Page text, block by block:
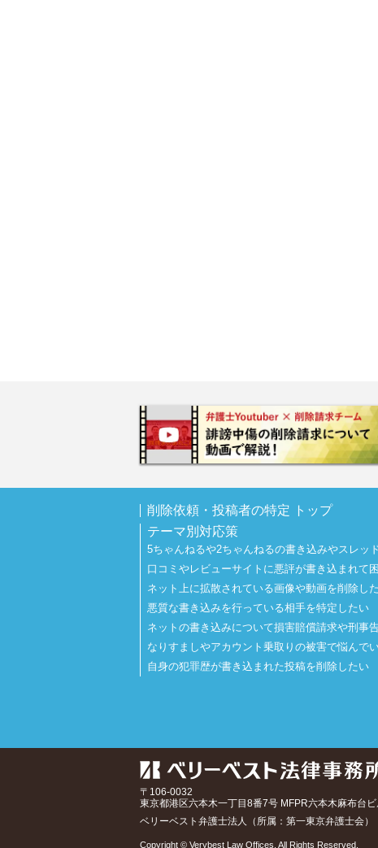
削除依頼・投稿者の特定 トップ
テーマ別対応策
5ちゃんねるや2ちゃんねるの書き込みやスレッ
口コミやレビューサイトに悪評が書き込まれて
ネット上に拡散されている画像や動画を削除し
悪質な書き込みを行っている相手を特定したい
ネットの書き込みについて損害賠償請求や刑事
なりすましやアカウント乗取りの被害で悩んで
自身の犯罪歴が書き込まれた投稿を削除したい
〒106-0032
東京都港区六本木一丁目8番7号 MFPR六本木麻布台
ベリーベスト弁護士法人（所属：第一東京弁護士会）
Copyright © Verybest Law Offices. All Rights Reserved.